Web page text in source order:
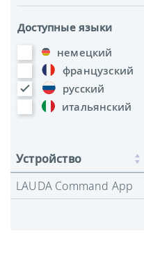
Доступные языки
немецкий
французский
русский
итальянский
Устройство
LAUDA Command App